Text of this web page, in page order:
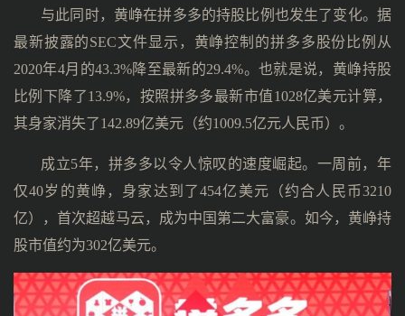
与此同时，黄峥在拼多多的持股比例也发生了变化。据
最新披露的SEC文件显示，黄峥控制的拼多多股份比例从
2020年4月的43.3%降至最新的29.4%。也就是说，黄峥持股
比例下降了13.9%，按照拼多多最新市值1028亿美元计算，
其身家消失了142.89亿美元（约1009.5亿元人民币）。
成立5年，拼多多以令人惊叹的速度崛起。一周前，年
仅40岁的黄峥，身家达到了454亿美元（约合人民币3210
亿），首次超越马云，成为中国第二大富豪。如今，黄峥持
股市值约为302亿美元。